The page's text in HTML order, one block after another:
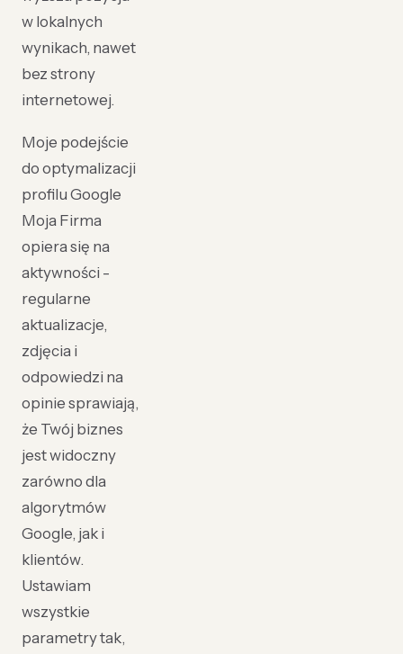
w lokalnych
wynikach, nawet
bez strony
internetowej.
Moje podejście
do optymalizacji
profilu Google
Moja Firma
opiera się na
aktywności -
regularne
aktualizacje,
zdjęcia i
odpowiedzi na
opinie sprawiają,
że Twój biznes
jest widoczny
zarówno dla
algorytmów
Google, jak i
klientów.
Ustawiam
wszystkie
parametry tak,